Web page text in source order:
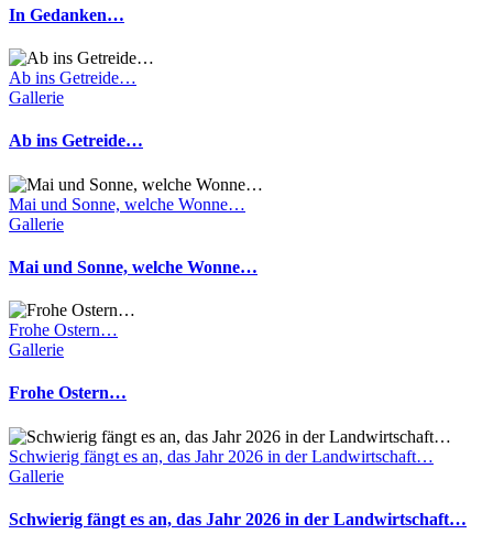
In Gedanken…
Ab ins Getreide…
Gallerie
Ab ins Getreide…
Mai und Sonne, welche Wonne…
Gallerie
Mai und Sonne, welche Wonne…
Frohe Ostern…
Gallerie
Frohe Ostern…
Schwierig fängt es an, das Jahr 2026 in der Landwirtschaft…
Gallerie
Schwierig fängt es an, das Jahr 2026 in der Landwirtschaft…